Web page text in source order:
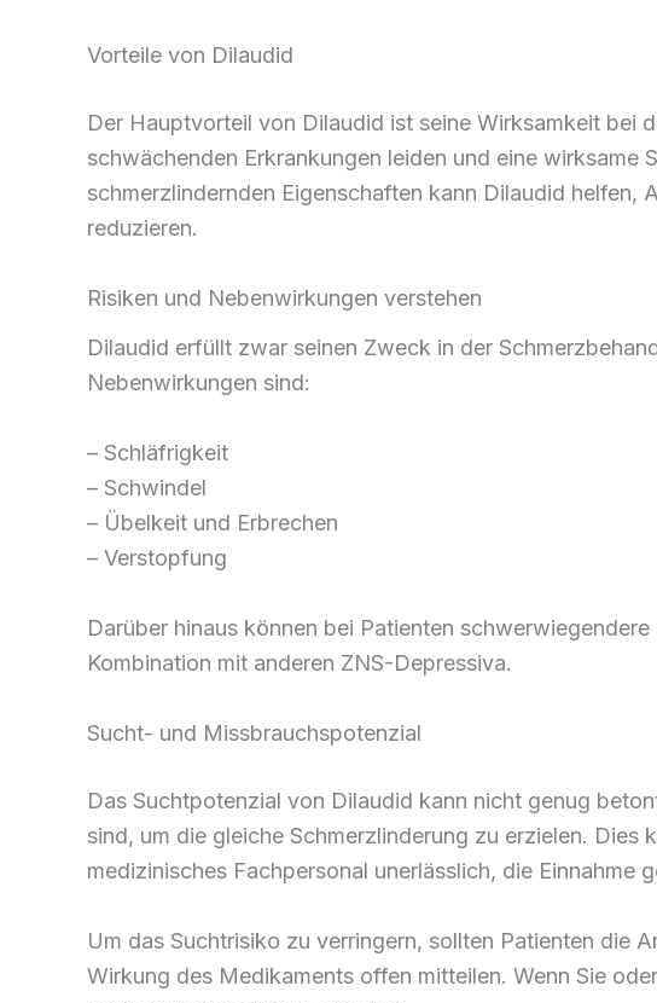
Vorteile von Dilaudid
Der Hauptvorteil von Dilaudid ist seine Wirksamkeit bei
schwächenden Erkrankungen leiden und eine wirksame
schmerzlindernden Eigenschaften kann Dilaudid helfen,
reduzieren.
Risiken und Nebenwirkungen verstehen
Dilaudid erfüllt zwar seinen Zweck in der
Nebenwirkungen sind:
– Schläfrigkeit
– Schwindel
– Übelkeit und Erbrechen
– Verstopfung
Darüber hinaus können bei Patienten
Kombination mit anderen ZNS-Depressiva.
Sucht- und Missbrauchspotenzial
Das Suchtpotenzial von Dilaudid kann nicht genug
sind, um die gleiche Schmerzlinderung zu erzielen.
medizinisches Fachpersonal unerlässlich, die Einnahme
Um das Suchtrisiko zu verringern, sollten Patienten die
Wirkung des Medikaments offen mitteilen. Wenn Sie